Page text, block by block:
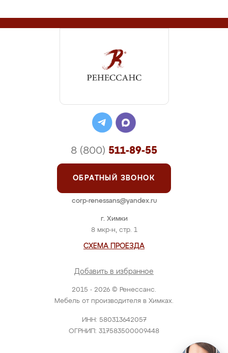
2015 - 2026 © Ренессанс.
Мебель от производителя в Химках.
ИНН: 580313642057
ОГРНИП: 317583500009448
г. Химки
8 мкр-н, стр. 1
СХЕМА ПРОЕЗДА
Добавить в избранное
8 (800) 511-89-55
ОБРАТНЫЙ ЗВОНОК
corp-renessans@yandex.ru